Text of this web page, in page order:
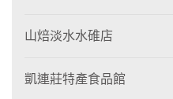
山焙淡水水碓店
凱連莊特產食品館